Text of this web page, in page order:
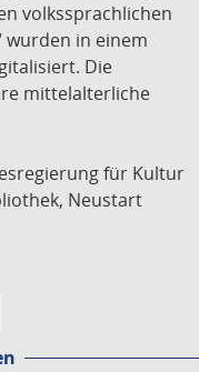
volkssprachlichen
wurden in einem
Die
mittelalterliche
für Kultur
Neustart